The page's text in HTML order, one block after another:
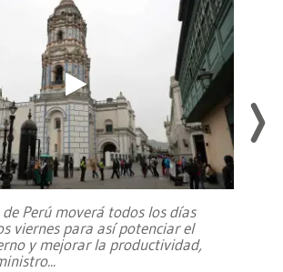
Perú moverá todos los días
viernes para así potenciar el
y mejorar la productividad,
...